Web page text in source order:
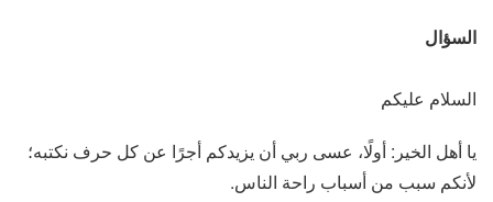
السؤال
السلام عليكم
يا أهل الخير: أولًا، عسى ربي أن يزيدكم أجرًا عن كل حرف نكتبه؛
لأنكم سبب من أسباب راحة الناس.